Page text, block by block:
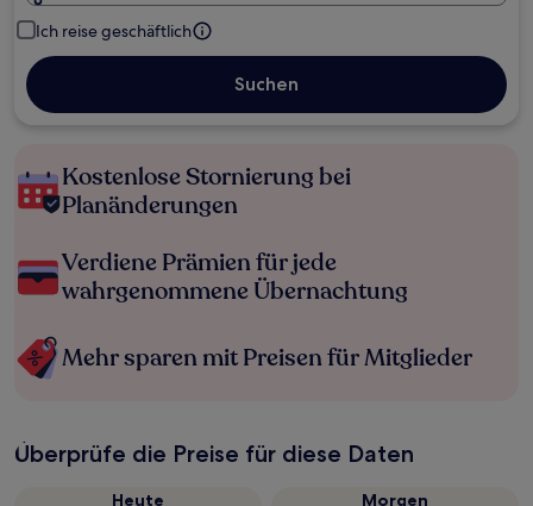
Ich reise geschäftlich
Suchen
Kostenlose Stornierung bei
Planänderungen
Verdiene Prämien für jede
wahrgenommene Übernachtung
Mehr sparen mit Preisen für Mitglieder
Überprüfe die Preise für diese Daten
Heute
Morgen